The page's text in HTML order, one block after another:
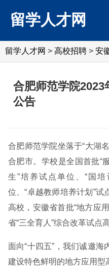
留学人才网
留学人才网 > 高校招聘 > 安
合肥师范学院2023
公告
合肥师范学院坐落于“大湖
合肥市。学校是全国首批“
生”培养试点单位、“国
位、“卓越教师培养计划”
高校，安徽省首批“地方应
省“三全育人”综合改革试点高
面向“十四五”，我们诚邀
建设特色鲜明的地方应用